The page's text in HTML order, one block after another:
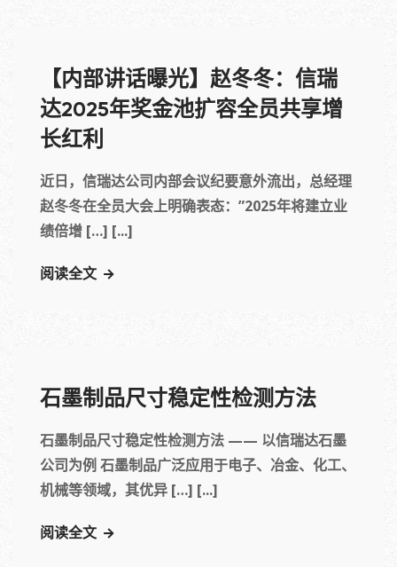
【内部讲话曝光】赵冬冬：信瑞
达2025年奖金池扩容全员共享增
长红利
近日，信瑞达公司内部会议纪要意外流出，总经理
赵冬冬在全员大会上明确表态：”2025年将建立业
绩倍增 […] [...]
阅读全文
石墨制品尺寸稳定性检测方法
石墨制品尺寸稳定性检测方法 —— 以信瑞达石墨
公司为例 石墨制品广泛应用于电子、冶金、化工、
机械等领域，其优异 […] [...]
阅读全文